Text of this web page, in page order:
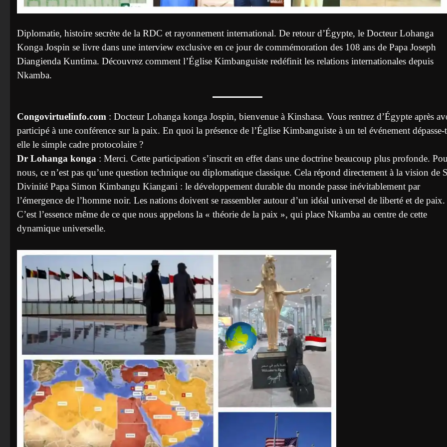
Diplomatie, histoire secrète de la RDC et rayonnement international. De retour d’Égypte, le Docteur Lohanga
Konga Jospin se livre dans une interview exclusive en ce jour de commémoration des 108 ans de Papa Joseph
Diangienda Kuntima. Découvrez comment l’Église Kimbanguiste redéfinit les relations internationales depuis
Nkamba.
Congovirtuelinfo.com : Docteur Lohanga konga Jospin, bienvenue à Kinshasa. Vous rentrez d’Égypte après
participé à une conférence sur la paix. En quoi la présence de l’Église Kimbanguiste à un tel événement dépasse-
elle le simple cadre protocolaire ?
Dr Lohanga konga : Merci. Cette participation s’inscrit en effet dans une doctrine beaucoup plus profonde.
nous, ce n’est pas qu’une question technique ou diplomatique classique. Cela répond directement à la vision de
Divinité Papa Simon Kimbangu Kiangani : le développement durable du monde passe inévitablement par
l’émergence de l’homme noir. Les nations doivent se rassembler autour d’un idéal universel de liberté et de paix.
C’est l’essence même de ce que nous appelons la « théorie de la paix », qui place Nkamba au centre de cette
dynamique universelle.